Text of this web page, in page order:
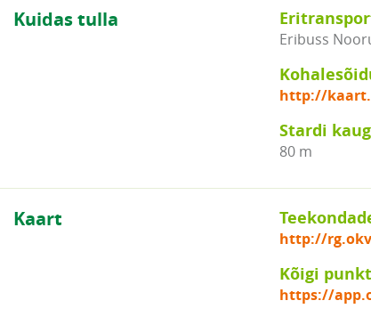
Kuidas tulla
Eribuss
http://
Stardi
80 m
Kaart
http://
Kõigi
https://